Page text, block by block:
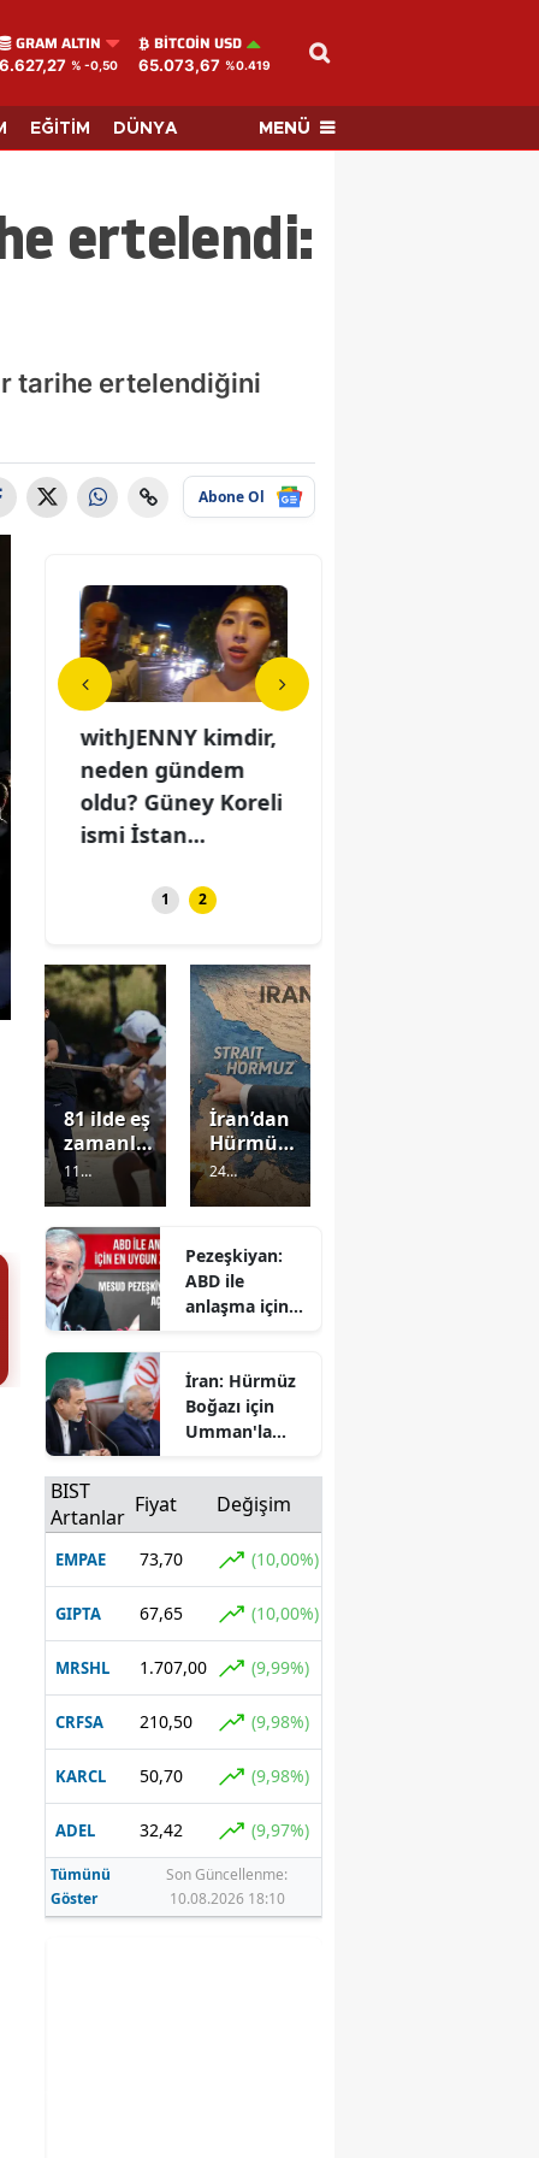
GRAM ALTIN
6.627,27 % -0,50
BITCOIN USD
65.073,67 %0.419
EĞİTİM DÜNYA MENÜ
ertelendi:
tarihe ertelendiğini
Abone Ol
withJENNY kimdir,
neden gündem
oldu? Güney Koreli
ismi İstan...
1 2
81 ilde eş
zamanlı
aile
kampı:
10 bin
aile
doğayla
buluştu
11
Görüntülenm
İran’dan
Hürmüz
mesajı:
ABD
davranış
düzeltm
eden
açılmaya
24
Görüntülenm
Pezeşkiyan:
ABD ile
anlaşma için
İran: Hürmüz
Boğazı için
Umman'la
yakınız
BIST
Artanlar Fiyat Değişim
EMPAE 73,70 (10,00%)
GIPTA 67,65 (10,00%)
MRSHL 1.707,00 (9,99%)
CRFSA 210,50 (9,98%)
KARCL 50,70 (9,98%)
ADEL 32,42 (9,97%)
Tümünü
Göster
Son Güncellenme:
10.08.2026 18:10